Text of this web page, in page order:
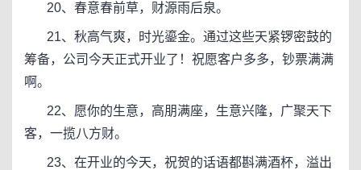
20、春意春前草，财源雨后泉。
21、秋高气爽，时光鎏金。通过这些天紧锣密鼓的
筹备，公司今天正式开业了！祝愿客户多多，钞票满满
啊。
22、愿你的生意，高朋满座，生意兴隆，广聚天下
客，一揽八方财。
23、在开业的今天，祝贺的话语都斟满酒杯，溢出